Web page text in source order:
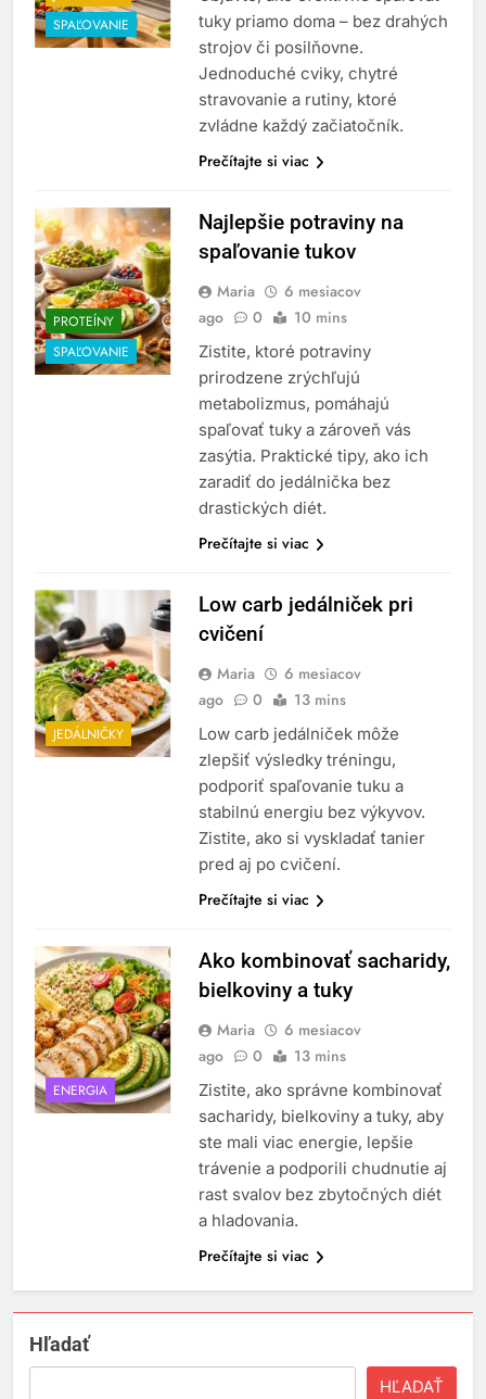
SPAĽOVANIE
tuky priamo doma – bez drahých
strojov či posilňovne.
Jednoduché cviky, chytré
stravovanie a rutiny, ktoré
zvládne každý začiatočník.
Prečítajte si viac
PROTEÍNY
SPAĽOVANIE
Najlepšie potraviny na
spaľovanie tukov
Maria
6 mesiacov
ago
0 10 mins
Zistite, ktoré potraviny
prirodzene zrýchľujú
metabolizmus, pomáhajú
spaľovať tuky a zároveň vás
zasýtia. Praktické tipy, ako ich
zaradiť do jedálnička bez
drastických diét.
Prečítajte si viac
JEDÁLNIČKY
Low carb jedálniček pri
cvičení
Maria
6 mesiacov
ago
0 13 mins
Low carb jedálniček môže
zlepšiť výsledky tréningu,
podporiť spaľovanie tuku a
stabilnú energiu bez výkyvov.
Zistite, ako si vyskladať tanier
pred aj po cvičení.
Prečítajte si viac
ENERGIA
Ako kombinovať sacharidy,
bielkoviny a tuky
Maria
6 mesiacov
ago
0 13 mins
Zistite, ako správne kombinovať
sacharidy, bielkoviny a tuky, aby
ste mali viac energie, lepšie
trávenie a podporili chudnutie aj
rast svalov bez zbytočných diét
a hladovania.
Prečítajte si viac
Hľadať
HĽADAŤ